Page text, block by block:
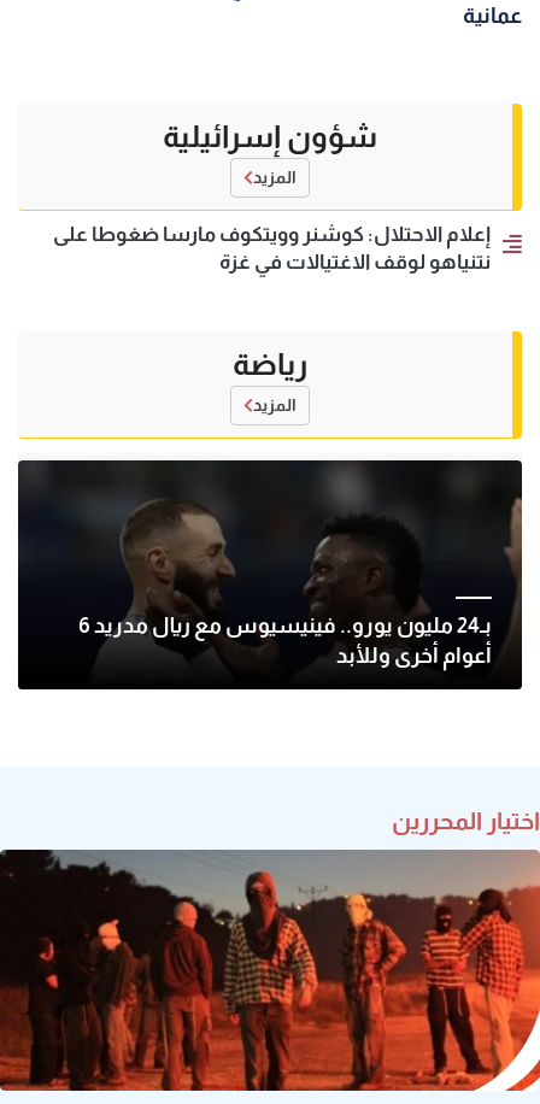
عمانية
شؤون إسرائيلية
المزيد
إعلام الاحتلال: كوشنر وويتكوف مارسا ضغوطا على
نتنياهو لوقف الاغتيالات في غزة
رياضة
المزيد
بـ24 مليون يورو.. فينيسيوس مع ريال مدريد 6
أعوام أخرى وللأبد
اختيار المحررين